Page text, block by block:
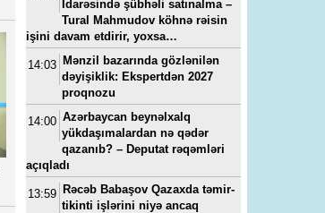
İdarəsində şübhəli satınalma –
Tural Mahmudov köhnə rəisin
işini davam etdirir, yoxsa…
14:03 Mənzil bazarında gözlənilən
dəyişiklik: Ekspertdən 2027
proqnozu
14:00 Azərbaycan beynəlxalq
yükdaşımalardan nə qədər
qazanıb? – Deputat rəqəmləri
açıqladı
13:59 Rəcəb Babaşov Qazaxda təmir-
tikinti işlərini niyə ancaq